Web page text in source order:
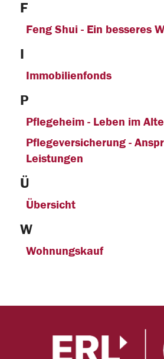
F
Feng Shui - Ein besseres
I
Immobilienfonds
P
Pflegeheim - Leben im
Pflegeversicherung -
Leistungen
Ü
Übersicht
W
Wohnungskauf